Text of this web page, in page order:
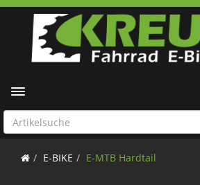
Toggle navigation
E-BIKE E-MTB Hardtail